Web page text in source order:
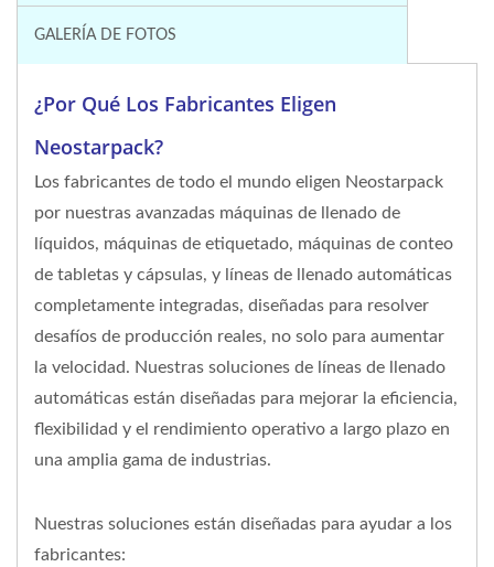
GALERÍA DE FOTOS
¿Por Qué Los Fabricantes Eligen
Neostarpack?
Los fabricantes de todo el mundo eligen Neostarpack
por nuestras avanzadas máquinas de llenado de
líquidos, máquinas de etiquetado, máquinas de conteo
de tabletas y cápsulas, y líneas de llenado automáticas
completamente integradas, diseñadas para resolver
desafíos de producción reales, no solo para aumentar
la velocidad. Nuestras soluciones de líneas de llenado
automáticas están diseñadas para mejorar la eficiencia,
flexibilidad y el rendimiento operativo a largo plazo en
una amplia gama de industrias.
Nuestras soluciones están diseñadas para ayudar a los
fabricantes: